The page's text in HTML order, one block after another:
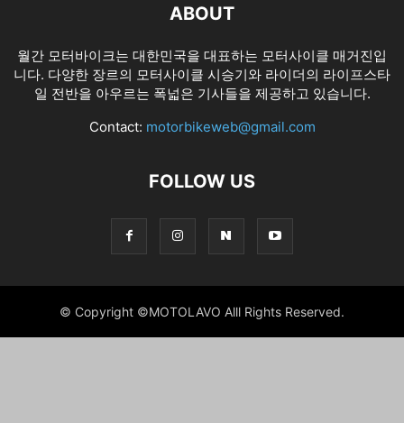
ABOUT
월간 모터바이크는 대한민국을 대표하는 모터사이클 매거진입
니다. 다양한 장르의 모터사이클 시승기와 라이더의 라이프스타
일 전반을 아우르는 폭넓은 기사들을 제공하고 있습니다.
Contact: motorbikeweb@gmail.com
FOLLOW US
© Copyright ©MOTOLAVO Alll Rights Reserved.